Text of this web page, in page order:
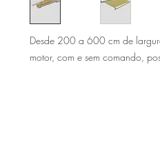
Desde 200 a 600 cm de
motor, com e sem comando,